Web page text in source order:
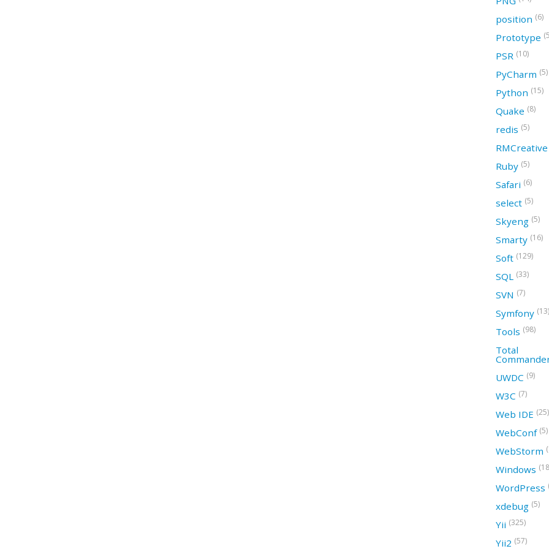
position (6)
Prototype
PSR (10)
PyCharm (5)
Python (15)
Quake (8)
redis (5)
RMCreative
Ruby (5)
Safari (6)
select (5)
Skyeng (5)
Smarty (16)
Soft (129)
SQL (33)
SVN (7)
Symfony (13)
Tools (98)
Total
UWDC (9)
W3C (7)
Web IDE (25)
WebConf (5)
WebStorm
Windows
WordPress
xdebug (5)
Yii (325)
Yii2 (57)